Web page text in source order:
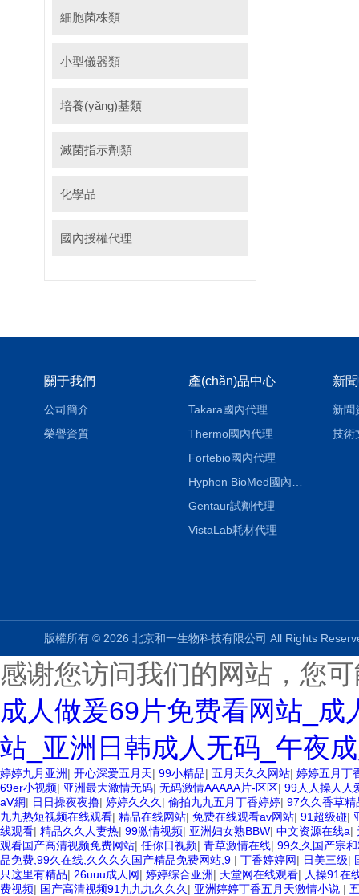
細胞菌株類
小型儀器類
培養(yǎng)基類
滅菌指示劑類
化學品
國內授權代理
關于我們
公司簡介
榮譽資質
產(chǎn)品中心
Takara國內代理
Thermo國內代理
Fortebio國內代理
Gentaur試劑代理
VistaLab耗材代理
新
新聞
技術
版權所有 © 2026 北京和一生物科技有限公司 All Rights
感谢您访问我们的网站，您
成人做爰69片免费看网站_
站_亚洲日韩成人无码_午夜
婷婷九月亚洲| 开心深爱五月天| 99小精品| 五月天久久网站| 婷婷五月丁
69er小视频| 亚洲最大激情无码| 无码激情AAAAA片-区区| 99人人操人人
aⅤ網| 日日操夜夜撸| 婷婷久久久 | 偷拍九九五月丁香婷婷| 97久久香草精
九九热短视频在线观看| 精品在线网站| 免费在线观看av网站| 91超级碰|
线观看| 精品久久人妻热| 99激情视频| 亚洲妇女熟BBW| 中文资源在线a|
观看国产高清视频免费网站| 任你日视频| 青草激情在线| 99久久国产宗
品免费,99久在线,久久久久国产精品免费网站,9 | 丁香婷婷网| 日美三级|
只这里有精品| 26uuu成人网| 婷婷综合亚洲| 天堂网在线观看| 人操91在
费视频| 国产高清视频91九九九久久久 | 亚洲婷婷丁香五月天激情小说 |